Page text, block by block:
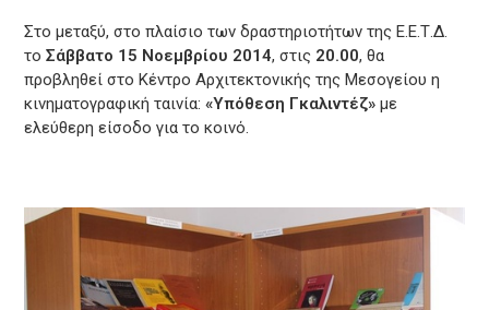
Στο μεταξύ, στο πλαίσιο των δραστηριοτήτων της Ε.Ε.Τ.Δ.
τοΣάββατο 15 Νοεμβρίου 2014, στις 20.00, θα
προβληθεί στο Κέντρο Αρχιτεκτονικής της Μεσογείου η
κινηματογραφική ταινία:«Υπόθεση Γκαλιντέζ» με
ελεύθερη είσοδο για το κοινό.